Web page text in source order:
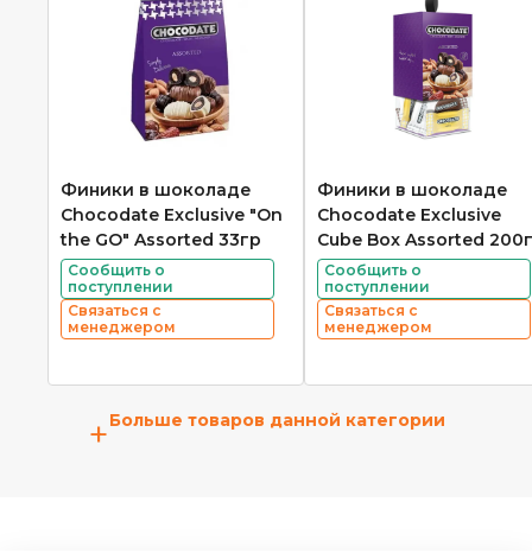
Финики в шоколаде
Chocodate Exclusive "On
the GO" Assorted 33гр
Сообщить о
поступлении
Связаться с
менеджером
Финики в шоколаде
Chocodate Exclusive
Cube Box Assorted
Сообщить о
поступлении
Связаться с
менеджером
+Больше товаров данной категории